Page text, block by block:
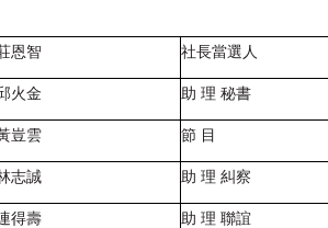
恩智 社長當選人
火金 助 理 秘書
豈雲 節 目
志誠 助 理 糾察
得壽 助 理 聯誼